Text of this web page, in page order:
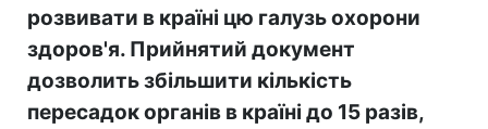
розвивати в країні цю галузь охорони
здоров'я. Прийнятий документ
дозволить збільшити кількість
пересадок органів в країні до 15 разів,